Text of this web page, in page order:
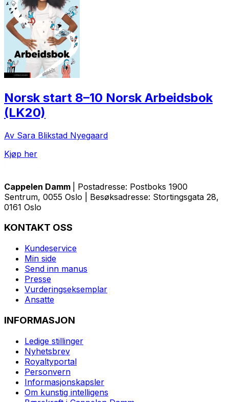
Norsk start 8–10 Norsk Arbeidsbok
(LK20)
Av Sara Blikstad Nyegaard
Kjøp her
Cappelen Damm
| Postadresse: Postboks 1900
Sentrum, 0055 Oslo | Besøksadresse: Stortingsgata 28,
0161 Oslo
KONTAKT OSS
Kundeservice
Min side
Send inn manus
Presse
Vurderingseksemplar
Ansatte
INFORMASJON
Ledige stillinger
Nyhetsbrev
Royaltyportal
Personvern
Informasjonskapsler
Om kunstig intelligens